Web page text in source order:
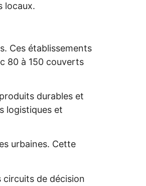
locaux.
Ces établissements
80 à 150 couverts
durables et
logistiques et
urbaines. Cette
circuits de décision